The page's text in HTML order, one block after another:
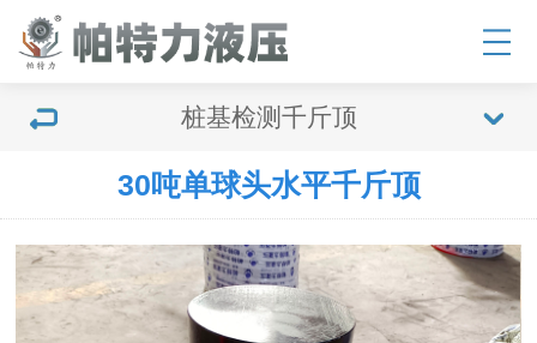
桩基检测千斤顶
30吨单球头水平千斤顶